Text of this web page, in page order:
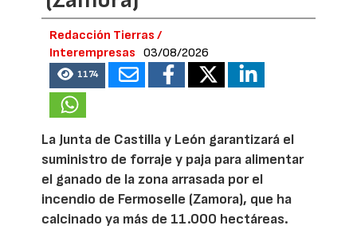
Redacción Tierras /
Interempresas
03/08/2026
1174
La Junta de Castilla y León garantizará el
suministro de forraje y paja para alimentar
el ganado de la zona arrasada por el
incendio de Fermoselle (Zamora), que ha
calcinado ya más de 11.000 hectáreas.